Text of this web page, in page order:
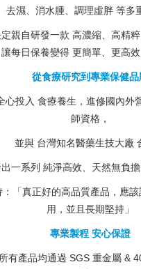
去濕、消水腫、調理虛胖 等多
親自研發一款 高濃縮、高精
讓每日保養變得 更簡單、更高效
從食療研究到專業保健品
心投入 食療養生，進修國內外
師資格，
並與 台灣知名醫藥生技大廠
一系列 純淨高效、天然無負擔
「真正好的高品質產品，應
用，並且長期堅持」
專業製程 安心保證
有產品均通過 SGS 重金屬 &